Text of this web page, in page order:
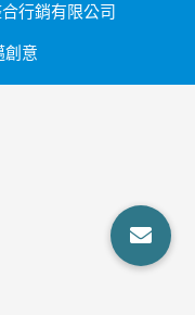
行銷有限公司
創意